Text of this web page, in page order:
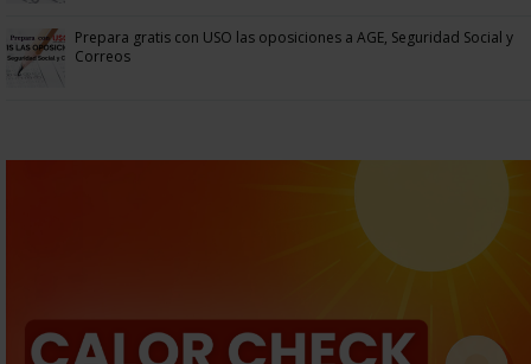
Prepara gratis con USO las oposiciones a AGE, Seguridad Social y
Correos